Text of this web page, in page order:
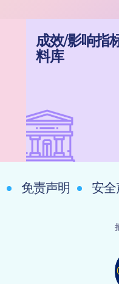
成效/影响指
料库
免责声明 安全